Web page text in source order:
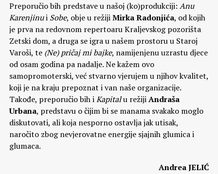
Preporučio bih predstave u našoj (ko)produkciji: Anu
Karenjinui Sobe, obje u režijiMirka Radonjića, od kojih
je prva na redovnom repertoaru Kraljevskog pozorišta
Zetski dom, a druga se igra u našem prostoru u Staroj
Varoši, te (Ne) pričaj mi bajke, namijenjenu uzrastu djece
od osam godina pa nadalje. Ne kažem ovo
samopromoterski, već stvarno vjerujem u njihov kvalitet,
koji je na kraju prepoznat i van naše organizacije.
Takođe, preporučio bih iKapitalu režijiAndraša
Urbana, predstavu o čijim bi se manama svakako moglo
diskutovati, ali koja nesporno ostavlja jak utisak,
naročito zbog nevjerovatne energije sjajnih glumica i
glumaca.
Andrea JELIĆ